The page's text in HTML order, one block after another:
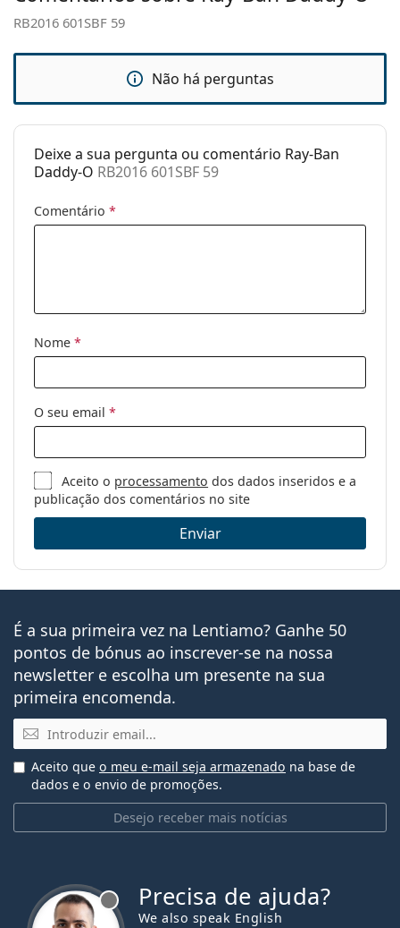
Tamanhos:
das hastes:
Ponte:
17 mm
Não
Estojo:
Sim
Género:
Unisex
Categoria:
Óculos graduados
Óculos contra a luz azul
Marca:
Código:
RB2016 601SBF 59
RB2016 601SBF 59
Não há perguntas
Deixe a sua pergunta ou comentário Ray-Ban
Daddy-O RB2016 601SBF 59
Comentário *
Nome *
O seu email *
Aceito o processamento dos dados inseridos e a
publicação dos comentários no site
Enviar
É a sua primeira vez na Lentiamo? Ganhe 50
pontos de bónus ao inscrever-se na nossa
newsletter e escolha um presente na sua
primeira encomenda.
Email
Desejo receber mais notícias
Aceito que o meu e-mail seja armazenado na base de
dados e o envio de promoções.
Precisa de ajuda?
We also speak English